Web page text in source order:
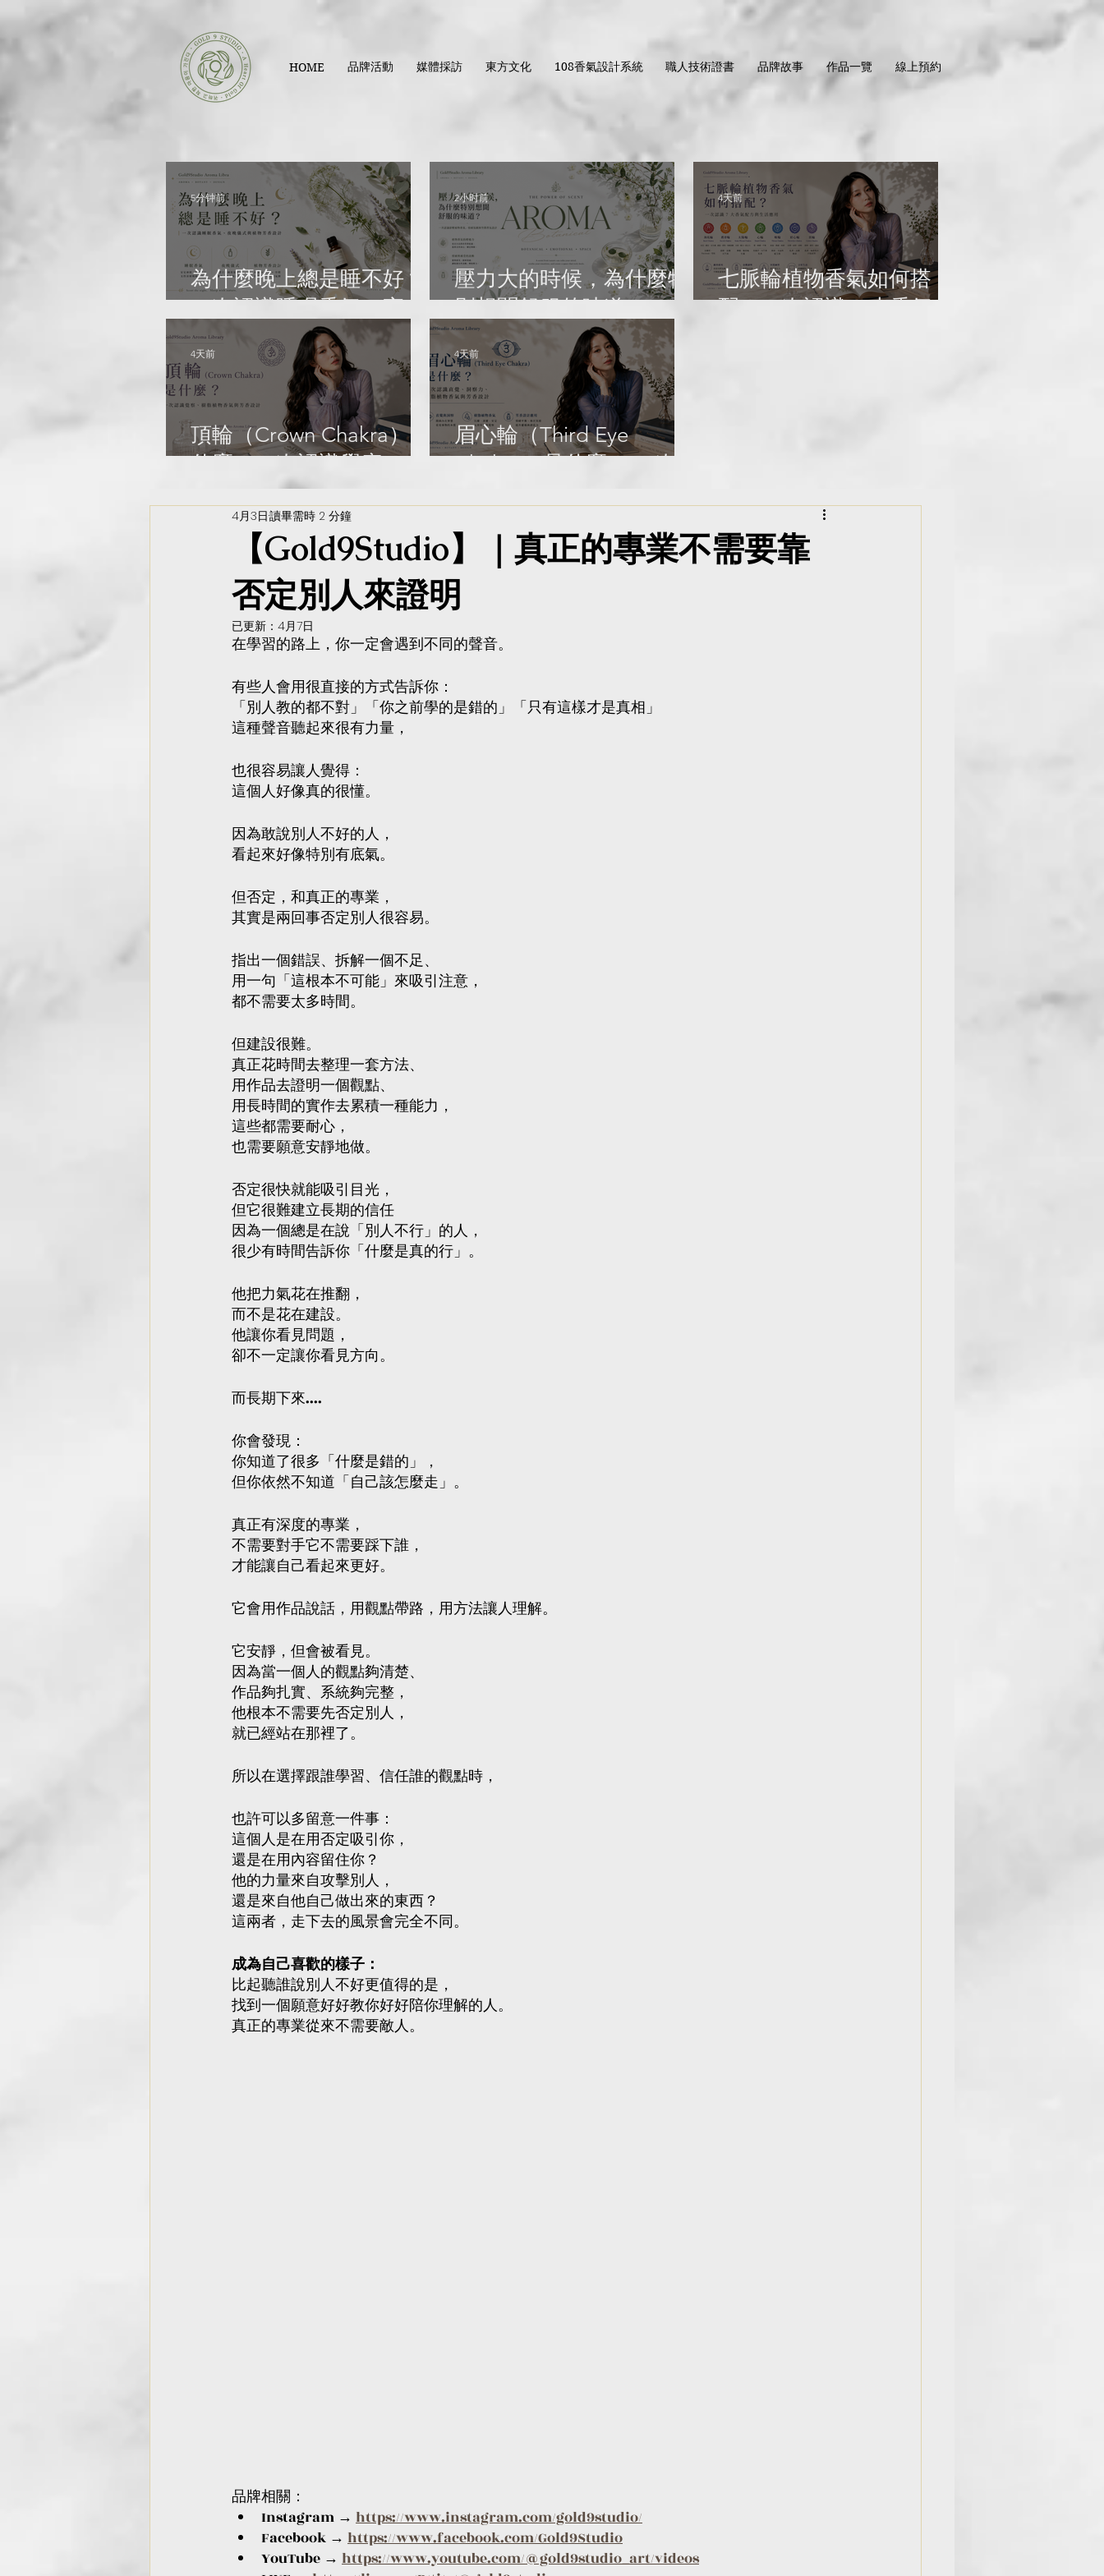
HOME 品牌活動 媒體採訪 東方文化 108香氣設計系統 職人技術證書 品牌故事 作品一覽 線上預約
為什麼晚上總是睡不好？
一次認識睡眠香氣、夜晚
儀式與植物芳香設計｜
Gold9Studio Aroma
Library
5分钟前
壓力大的時候，為什麼特
別想聞舒服的味道？一次
認識舒壓植物香氣、情緒
氛圍與空間香氛設計｜
Gold9Studio Aroma
Library
2小时前
七脈輪植物香氣如何搭
配？一次認識 7 大香氣配
4天前
頂輪（Crown Chakra）是
什麼？一次認識覺察、樹
脂植物香氣與芳香設計｜
Gold9Studio Aroma
4天前
眉心輪（Third Eye
Chakra）是什麼？ 一次認
Gold9Studio Aroma
Library
4天前
【Gold9Studio】｜真正的專業不需要靠
否定別人來證明
4月3日讀畢需時 2 分鐘
已更新： 4月7日
在學習的路上，你一定會遇到不同的聲音。
有些人會用很直接的方式告訴你：
「別人教的都不對」「你之前學的是錯的」「只有這樣才是真相」
這種聲音聽起來很有力量，
也很容易讓人覺得：
這個人好像真的很懂。
因為敢說別人不好的人，
看起來好像特別有底氣。
但否定，和真正的專業，
其實是兩回事否定別人很容易。
指出一個錯誤、拆解一個不足、
用一句「這根本不可能」來吸引注意，
都不需要太多時間。
但建設很難。
真正花時間去整理一套方法、
用作品去證明一個觀點、
用長時間的實作去累積一種能力，
這些都需要耐心，
也需要願意安靜地做。
否定很快就能吸引目光，
但它很難建立長期的信任
因為一個總是在說「別人不行」的人，
很少有時間告訴你「什麼是真的行」。
他把力氣花在推翻，
而不是花在建設。
他讓你看見問題，
卻不一定讓你看見方向。
而長期下來....
你會發現：
你知道了很多「什麼是錯的」，
但你依然不知道「自己該怎麼走」。
真正有深度的專業，
不需要對手它不需要踩下誰，
才能讓自己看起來更好。
它會用作品說話，用觀點帶路，用方法讓人理解。
它安靜，但會被看見。
因為當一個人的觀點夠清楚、
作品夠扎實、系統夠完整，
他根本不需要先否定別人，
就已經站在那裡了。
所以在選擇跟誰學習、信任誰的觀點時，
也許可以多留意一件事：
這個人是在用否定吸引你，
還是在用內容留住你？
他的力量來自攻擊別人，
還是來自他自己做出來的東西？
這兩者，走下去的風景會完全不同。
成為自己喜歡的樣子：
比起聽誰說別人不好更值得的是，
找到一個願意好好教你好好陪你理解的人。
真正的專業從來不需要敵人。
品牌相關：
Instagram → https://www.instagram.com/gold9studio/
Facebook → https://www.facebook.com/Gold9Studio
YouTube → https://www.youtube.com/@gold9studio_art/videos